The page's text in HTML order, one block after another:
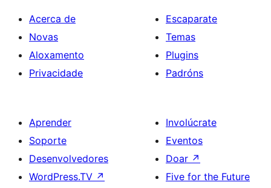
Acerca de
Novas
Aloxamento
Privacidade
Escaparate
Temas
Plugins
Padróns
Aprender
Soporte
Desenvolvedores
WordPress.TV ↗
Involúcrate
Eventos
Doar ↗
Five for the Future